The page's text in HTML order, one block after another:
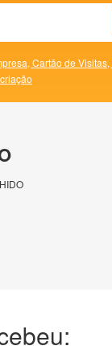
Cartão de Visitas,